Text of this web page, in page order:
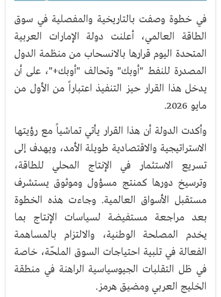
في خطوة وصفت بالتاريخية والمفصلية في سوق
الطاقة العالمي، أعلنت دولة الإمارات العربية
المتحدة اليوم قرارها بالانسحاب من منظمة الدول
المصدرة للنفط "أوبك" وتحالف "أوبك+"، على أن
يدخل هذا القرار حيز التنفيذ اعتباراً من الأول من
مايو 2026.
وأكدت الدولة أن هذا القرار يأتي تماشياً مع رؤيتها
الاستراتيجية والاقتصادية طويلة الأمد، ويهدف إلى
تسريع الاستثمار في الإنتاج المحلي للطاقة،
وترسيخ دورها كمنتج مسؤول وموثوق يستشرف
مستقبل الأسواق العالمية. وجاءت هذه الخطوة
بعد مراجعة مستفيضة لسياسات الإنتاج بما
يخدم المصلحة الوطنية، والالتزام بالمساهمة
الفعالة في تلبية احتياجات السوق الملحّة، خاصة
في ظل التقلبات الجيوسياسية الراهنة في منطقة
الخليج العربي ومضيق هرمز.